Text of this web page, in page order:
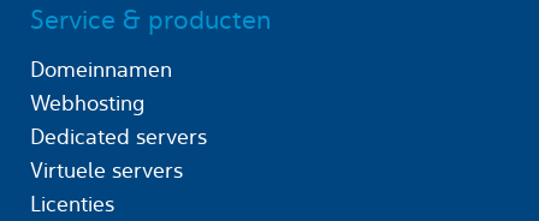
Service & producten
Domeinnamen
Webhosting
Dedicated servers
Virtuele servers
Licenties